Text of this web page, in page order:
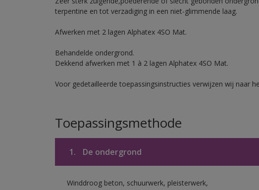
terpentine en tot verzadiging in een niet-glimmende laag.
Afwerken met 2 lagen Alphatex 4SO Mat.
Behandelde ondergrond.
Dekkend afwerken met 1 à 2 lagen Alphatex 4SO Mat.
Voor gedetailleerde toepassingsinstructies verwijzen wij naar
Toepassingsmethode
1. De ondergrond
Winddroog beton, schuurwerk, pleisterwerk,